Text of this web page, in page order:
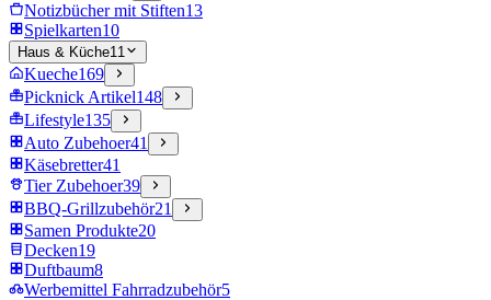
Notizbücher mit Stiften13
Spielkarten10
Haus & Küche11
Kueche169
Picknick Artikel148
Lifestyle135
Auto Zubehoer41
Käsebretter41
Tier Zubehoer39
BBQ-Grillzubehör21
Samen Produkte20
Decken19
Duftbaum8
Werbemittel Fahrradzubehör5